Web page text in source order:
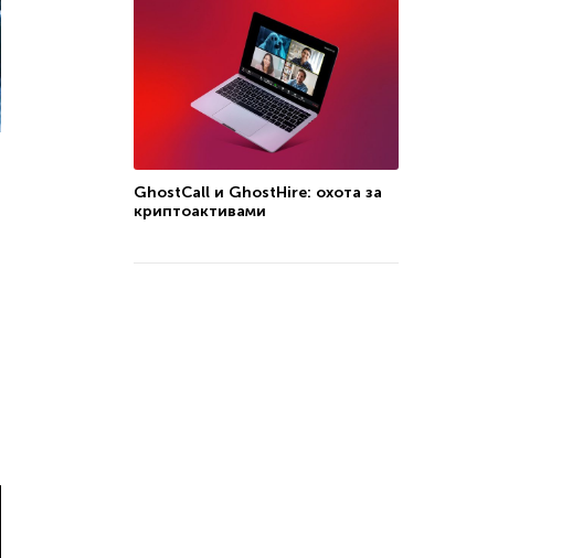
GhostCall и GhostHire: охота за
криптоактивами